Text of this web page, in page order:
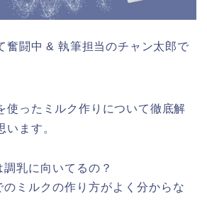
奮闘中 & 執筆担当のチャン太郎で
使ったミルク作りについて徹底解
います。
乳に向いてるの？
のミルクの作り方がよく分からな